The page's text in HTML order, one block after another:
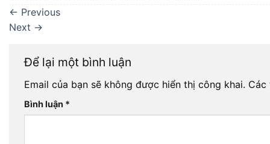
← Previous
Next →
Để lại một bình luận
Email của bạn sẽ không được hiển thị công khai.
Bình luận *